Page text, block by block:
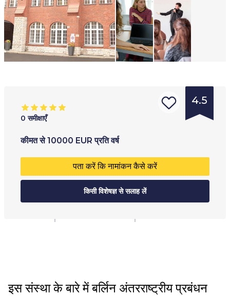
4.5
0 समीक्षाएँ
कीमत से 10000 EUR प्रति वर्ष
पता करें कि नामांकन कैसे करें
किसी विशेषज्ञ से सलाह लें
संस्था
विश्ववि
आयु सीमा:
18+
पूर्णकालिक
अंशकालिक
इस संस्था के बारे में बर्लिन अंतरराष्ट्रीय प्रबंधन